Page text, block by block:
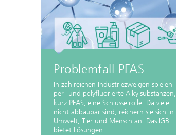
Problemfall PFAS
In zahlreichen Industriezweigen spielen
per- und polyfluorierte Alkylsubstanzen,
kurz PFAS, eine Schlüsselrolle. Da viele
nicht abbaubar sind, reichern sie sich in
Umwelt, Tier und Mensch an. Das IGB
bietet Lösungen.